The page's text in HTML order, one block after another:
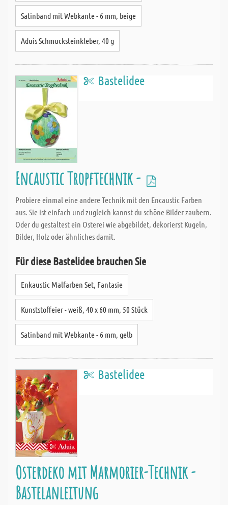
Satinband mit Webkante - 6 mm, beige
Aduis Schmucksteinkleber, 40 g
Bastelidee
Encaustic Tropftechnik -
Probiere einmal eine andere Technik mit den Encaustic Farben
aus. Sie ist einfach und zugleich kannst du schöne Bilder zaubern.
Oder du gestaltest ein Osterei wie abgebildet, dekorierst Kugeln,
Bilder, Holz oder ähnliches damit.
Für diese Bastelidee brauchen Sie
Enkaustic Malfarben Set, Fantasie
Kunststoffeier - weiß, 40 x 60 mm, 50 Stück
Satinband mit Webkante - 6 mm, gelb
Bastelidee
Osterdeko mit Marmorier-Technik -
Bastelanleitung